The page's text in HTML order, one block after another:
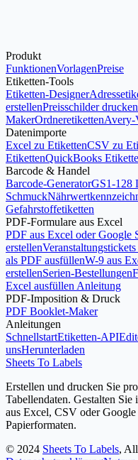
Produkt
FunktionenVorlagenPreise
Etiketten-Tools
Etiketten-Designer
erstellenPreisschilder drucken
MakerOrdneretikettenAvery-
Datenimporte
Excel zu EtikettenCSV zu
EtikettenQuickBooks
Barcode & Handel
Barcode-GeneratorGS1-128
Schmuck
Gefahrstoffetiketten
PDF-Formulare aus Excel
PDF aus Excel oder Google
erstellen
als PDF ausfüllenW-9 aus
erstellenSerien-Bestellungen
Excel ausfüllen Anleitung
PDF-Imposition & Druck
PDF Booklet-Maker
Anleitungen
SchnellstartEtiketten-API
unsHerunterladen
Sheets To Labels
Erstellen und drucken Sie
Tabellendaten. Gestalten
aus Excel, CSV oder
Papierformaten.
© 2024 Sheets To Labels,